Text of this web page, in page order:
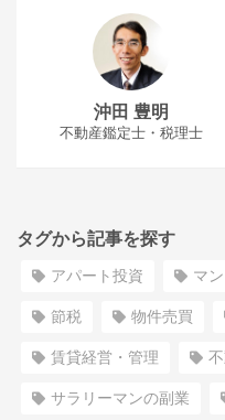
沖田 豊明
不動産鑑定士・税理士
タグから記事を探す
アパート投資 マ
節税 物件売買
賃貸経営・管理
サラリーマンの副業